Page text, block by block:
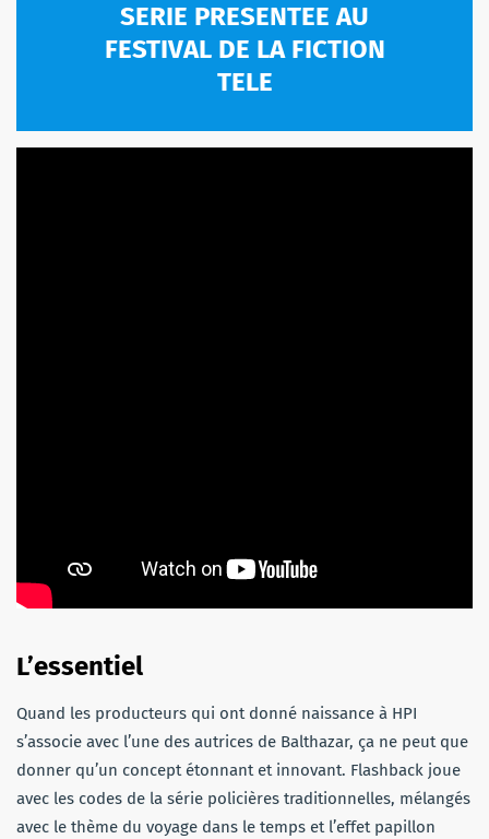
SERIE PRESENTEE AU
FESTIVAL DE LA FICTION
TELE
L’essentiel
Quand les producteurs qui ont donné naissance à HPI
s’associe avec l’une des autrices de Balthazar, ça ne peut que
donner qu’un concept étonnant et innovant. Flashback joue
avec les codes de la série policières traditionnelles, mélangés
avec le thème du voyage dans le temps et l’effet papillon